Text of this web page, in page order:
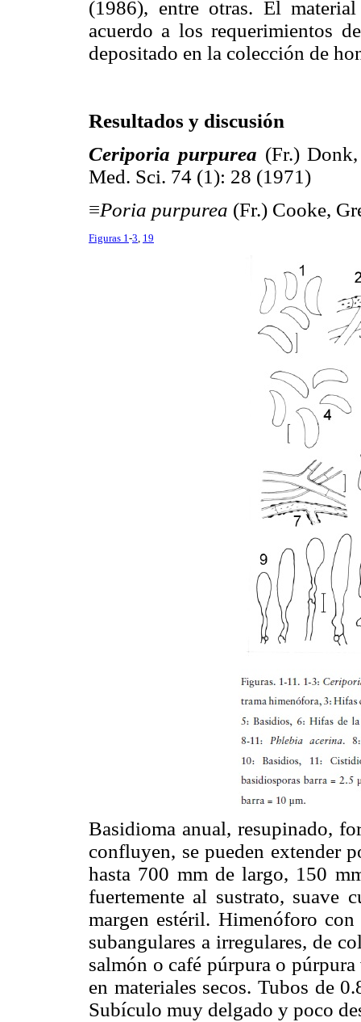
(1986), entre otras. El
acuerdo a los requerimientos
depositado en la colección de
Resultados y discusión
Ceriporia purpurea (Fr.)
Med. Sci. 74 (1): 28 (1971)
≡Poria purpurea (Fr.) Cooke,
Figuras 1-3, 19
Basidioma anual, resupinado,
confluyen, se pueden extender
hasta 700 mm de largo, 150
fuertemente al sustrato, suave
margen estéril. Himenóforo
subangulares a irregulares, de
salmón o café púrpura o
en materiales secos. Tubos de
Subículo muy delgado y poco